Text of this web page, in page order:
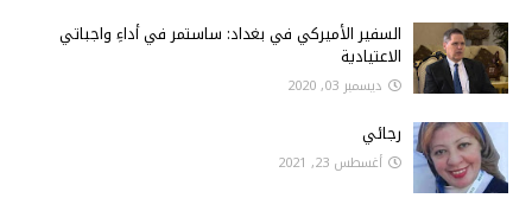
السفير الأميركي في بغداد: ساستمر في أداءِ واجباتي
الاعتيادية
ديسمبر 03, 2020
رجائي
أغسطس 23, 2021